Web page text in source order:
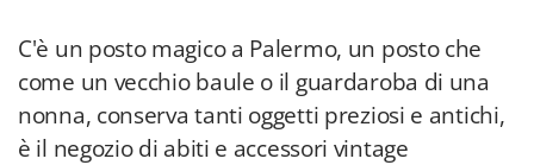
C'è un posto magico a Palermo, un posto che
come un vecchio baule o il guardaroba di una
nonna, conserva tanti oggetti preziosi e antichi,
è il negozio di abiti e accessori vintage